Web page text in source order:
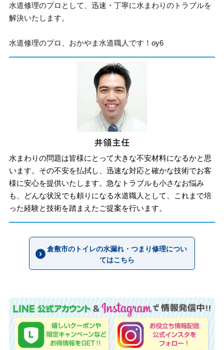
水道修理のプロとして、迅速・丁寧に水まわりのトラブルを
解決いたします。
水道修理のプロ、おかやま水道職人です！oy6
水まわりの問題は皆様にとって大きな不安材料になるかと思
います。その不安を払拭し、迅速な対応と確かな技術でお客
様に安心を提供いたします。急なトラブルも小さなお悩み
も、どんな状況でも頼りになる水道職人として、これまで培
った経験と技術を踏まえたご提案を行います。
倉敷市のトイレの水漏れ・つまり修理につい
てはこちら